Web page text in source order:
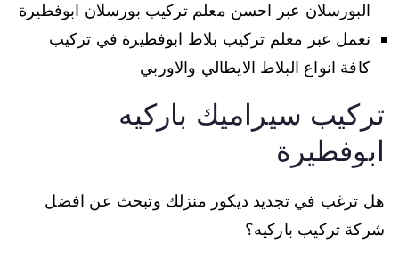
البورسلان عبر احسن معلم تركيب بورسلان ابوفطيرة
نعمل عبر معلم تركيب بلاط ابوفطيرة في تركيب
كافة انواع البلاط الايطالي والاوربي
تركيب سيراميك باركيه
ابوفطيرة
هل ترغب في تجديد ديكور منزلك وتبحث عن افضل
شركة تركيب باركيه؟